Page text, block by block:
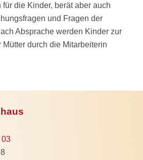
für die Kinder, berät aber auch
und Fragen der
Absprache werden Kinder zur
Mütter durch die Mitarbeiterin
03